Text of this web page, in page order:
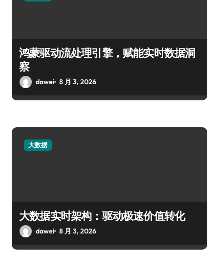
鸿蒙驱动流处理引擎，赋能实时数据洞
察
dawei 8 月 3, 2026
大数据
大数据实时架构：驱动极速价值转化
dawei 8 月 3, 2026